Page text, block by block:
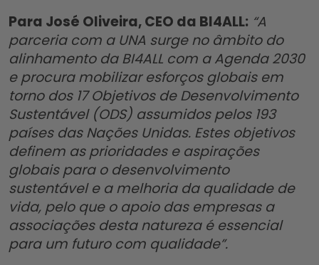
Para José Oliveira, CEO da BI4ALL: “A
parceria com a UNA surge no âmbito do
alinhamento da BI4ALL com a Agenda 2030
e procura mobilizar esforços globais em
torno dos 17 Objetivos de Desenvolvimento
Sustentável (ODS) assumidos pelos 193
países das Nações Unidas. Estes objetivos
definem as prioridades e aspirações
globais para o desenvolvimento
sustentável e a melhoria da qualidade de
vida, pelo que o apoio das empresas a
associações desta natureza é essencial
para um futuro com qualidade”.